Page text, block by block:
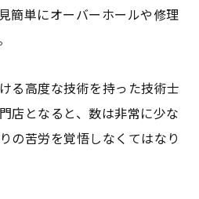
簡単にオーバーホールや修理
る高度な技術を持った技術士
店となると、数は非常に少な
の苦労を覚悟しなくてはなり